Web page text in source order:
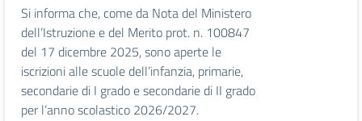
Si informa che, come da Nota del Ministero
dell’Istruzione e del Merito prot. n. 100847
del 17 dicembre 2025, sono aperte le
iscrizioni alle scuole dell’infanzia, primarie,
secondarie di I grado e secondarie di II grado
per l’anno scolastico 2026/2027.